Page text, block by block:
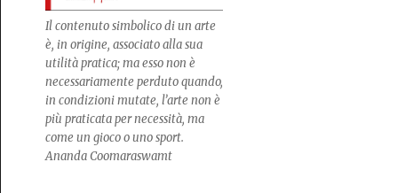
Il contenuto simbolico di un arte
è, in origine, associato alla sua
utilità pratica; ma esso non è
necessariamente perduto quando,
in condizioni mutate, l’arte non è
più praticata per necessità, ma
come un gioco o uno sport.
Ananda Coomaraswamt